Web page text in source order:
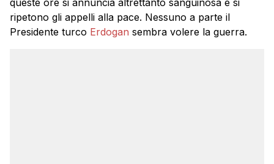
queste ore si annuncia altrettanto sanguinosa e si
ripetono gli appelli alla pace. Nessuno a parte il
Presidente turco Erdogan sembra volere la guerra.